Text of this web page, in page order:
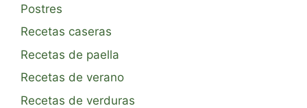
Postres
Recetas caseras
Recetas de paella
Recetas de verano
Recetas de verduras